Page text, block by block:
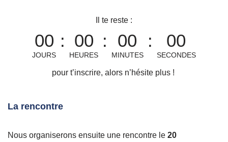
Il te reste :
00
JOURS
: 00
HEURES
: 00
MINUTES
: 00
SECONDES
pour t’inscrire, alors n’hésite plus !
La rencontre
Nous organiserons ensuite une rencontre le 20